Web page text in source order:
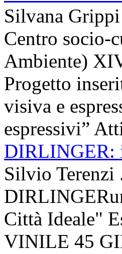
Silvana Grippi
Centro socio-
Ambiente)
Progetto
visiva e
espressivi”
DIRLINGER:
Silvio Terenzi
Città Ideale"
VINILE 45